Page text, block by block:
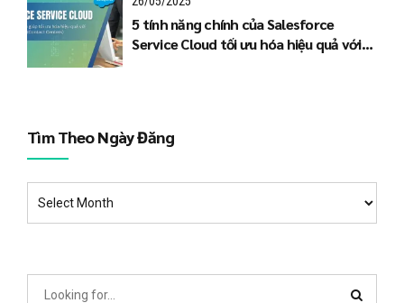
5 tính năng chính của Salesforce
Service Cloud tối ưu hóa hiệu quả với
Tìm Theo Ngày Đăng